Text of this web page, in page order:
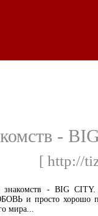
-
[ http://
знакомств - BIG
и просто хорошо
мира...